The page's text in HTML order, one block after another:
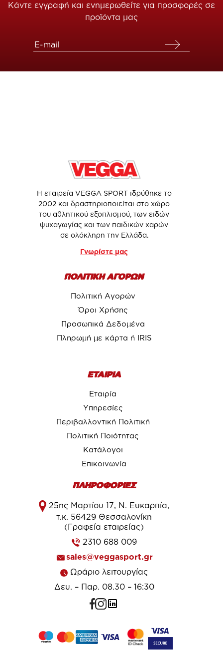
Κάντε εγγραφή και ενημερωθείτε για προσφορές σε
προϊόντα μας
Η εταιρεία VEGGA SPORT ιδρύθηκε το
2002 και δραστηριοποιείται στο χώρο
του αθλητικού εξοπλισμού, των ειδών
ψυχαγωγίας και των παιδικών χαρών
σε ολόκληρη την Ελλάδα.
Γνωρίστε μας
ΠΟΛΙΤΙΚΗ ΑΓΟΡΩΝ
Πολιτική Αγορών
Όροι Χρήσης
Προσωπικά Δεδομένα
Πληρωμή με κάρτα ή IRIS
ΕΤΑΙΡΙΑ
Εταιρία
Υπηρεσίες
Περιβαλλοντική Πολιτική
Πολιτική Ποιότητας
Κατάλογοι
Επικοινωνία
ΠΛΗΡΟΦΟΡΙΕΣ
25ης Μαρτίου 17, Ν. Ευκαρπία,
τ.κ. 56429 Θεσσαλονίκη
(Γραφεία εταιρείας)
2310 688 009
sales@veggasport.gr
Ωράριο λειτουργίας
Δευ. – Παρ. 08.30 – 16:30